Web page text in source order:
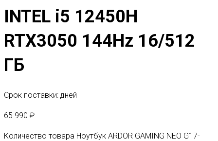
INTEL i5 12450H
RTX3050 144Hz 16/512
ГБ
Срок поставки: дней
65 990 ₽
Количество товара Ноутбук ARDOR GAMING NEO G17-